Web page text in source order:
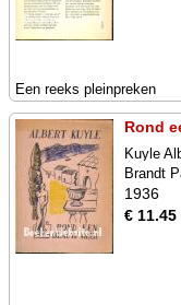
Een reeks pleinpreken
Rond
Kuyle
Brandt
1936
€ 11.45